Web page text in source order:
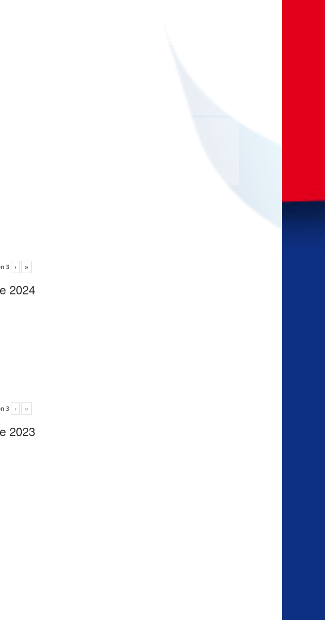
3 › »
2024
3 › »
2023